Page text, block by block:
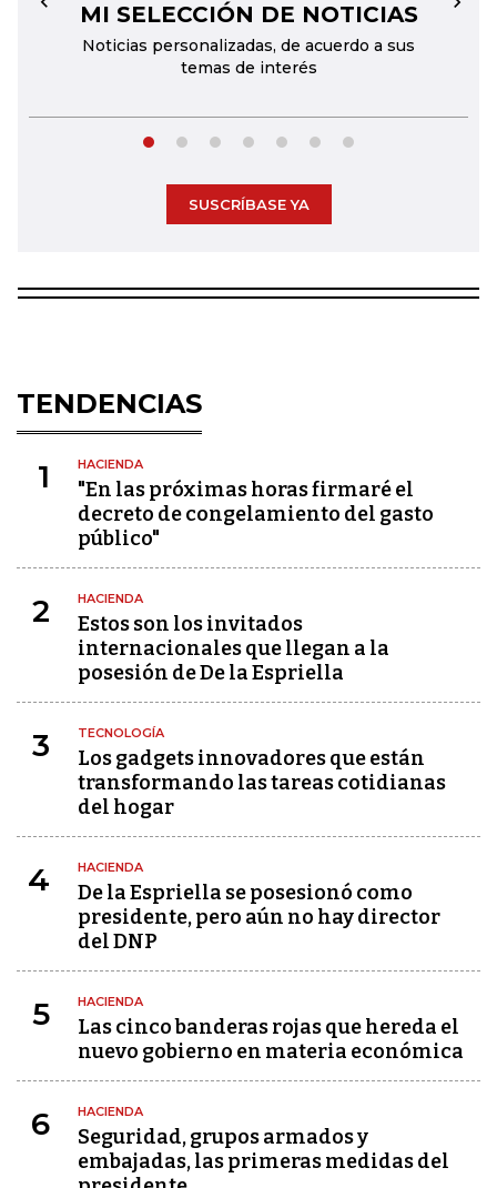
MI SELECCIÓN DE NOTICIAS
Noticias personalizadas, de acuerdo a sus
temas de interés
← →
SUSCRÍBASE YA
TENDENCIAS
1 HACIENDA
"En las próximas horas firmaré el
decreto de congelamiento del gasto
público"
2 HACIENDA
Estos son los invitados
internacionales que llegan a la
posesión de De la Espriella
3 TECNOLOGÍA
Los gadgets innovadores que están
transformando las tareas cotidianas
del hogar
4 HACIENDA
De la Espriella se posesionó como
presidente, pero aún no hay director
del DNP
5 HACIENDA
Las cinco banderas rojas que hereda el
nuevo gobierno en materia económica
6 HACIENDA
Seguridad, grupos armados y
embajadas, las primeras medidas del